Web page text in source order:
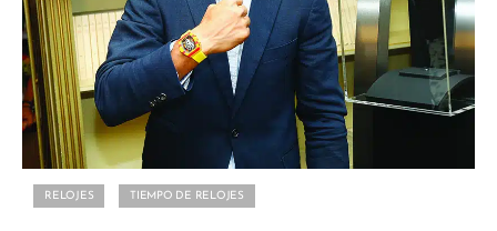
RELOJES TIEMPO DE RELOJES